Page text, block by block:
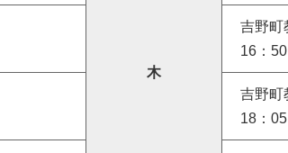
木
吉野町
16：
吉野町
18：